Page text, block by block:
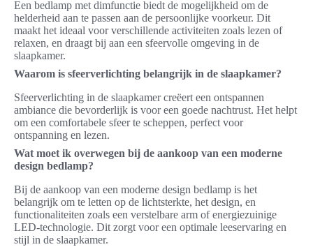
Een bedlamp met dimfunctie biedt de mogelijkheid om de
helderheid aan te passen aan de persoonlijke voorkeur. Dit
maakt het ideaal voor verschillende activiteiten zoals lezen of
relaxen, en draagt bij aan een sfeervolle omgeving in de
slaapkamer.
Waarom is sfeerverlichting belangrijk in de slaapkamer?
Sfeerverlichting in de slaapkamer creëert een ontspannen
ambiance die bevorderlijk is voor een goede nachtrust. Het helpt
om een comfortabele sfeer te scheppen, perfect voor
ontspanning en lezen.
Wat moet ik overwegen bij de aankoop van een moderne
design bedlamp?
Bij de aankoop van een moderne design bedlamp is het
belangrijk om te letten op de lichtsterkte, het design, en
functionaliteiten zoals een verstelbare arm of energiezuinige
LED-technologie. Dit zorgt voor een optimale leeservaring en
stijl in de slaapkamer.